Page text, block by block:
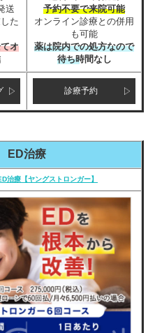
送
た
オ
予約不要で来院可能
オンライン診療との併用
も可能
薬は院内での処方なので
待ち時間なし
診療予約
ED治療
治療【ヤングストロンガー】